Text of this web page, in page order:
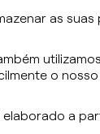
as suas
o
a